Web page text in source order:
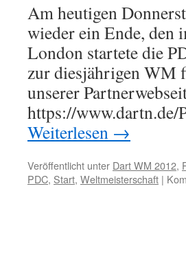
Am heutigen
wieder ein Ende, den
London startete die
zur diesjährigen WM
unserer
https://
Weiterlesen →
Veröffentlicht unter Dart WM 2012,
PDC, Start, Weltmeisterschaft |